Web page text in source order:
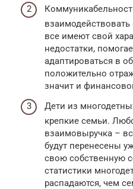
все имеют свой
недостатки,
адаптироваться в
положительно
значит и
Дети из
крепкие семьи.
взаимовыручка –
будут перенесены
свою собственную
статистики
распадаются, чем